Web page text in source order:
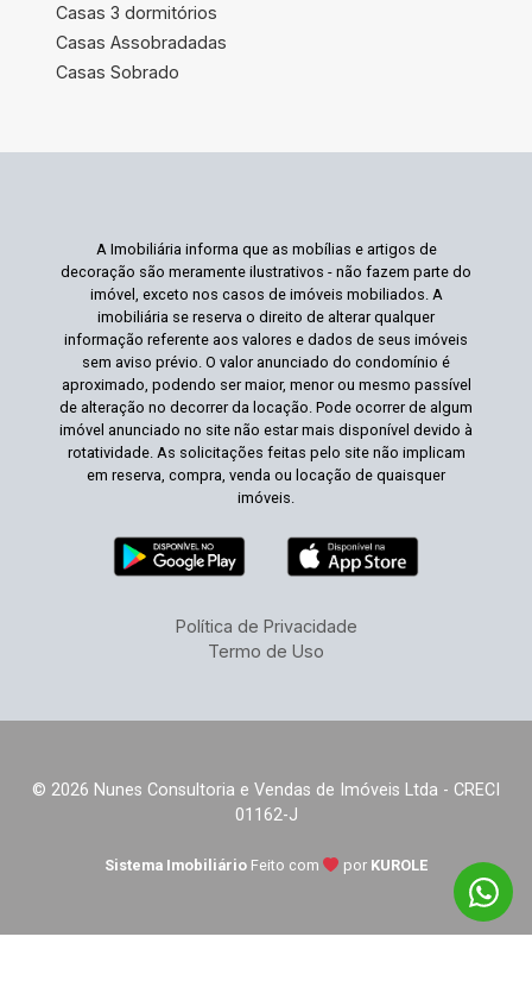
Casas 3 dormitórios
Casas Assobradadas
Casas Sobrado
A Imobiliária informa que as mobílias e artigos de
decoração são meramente ilustrativos - não fazem parte do
imóvel, exceto nos casos de imóveis mobiliados. A
imobiliária se reserva o direito de alterar qualquer
informação referente aos valores e dados de seus imóveis
sem aviso prévio. O valor anunciado do condomínio é
aproximado, podendo ser maior, menor ou mesmo passível
de alteração no decorrer da locação. Pode ocorrer de algum
imóvel anunciado no site não estar mais disponível devido à
rotatividade. As solicitações feitas pelo site não implicam
em reserva, compra, venda ou locação de quaisquer
imóveis.
Política de Privacidade
Termo de Uso
© 2026 Nunes Consultoria e Vendas de Imóveis Ltda - CRECI
01162-J
Sistema Imobiliário Feito com por KUROLE